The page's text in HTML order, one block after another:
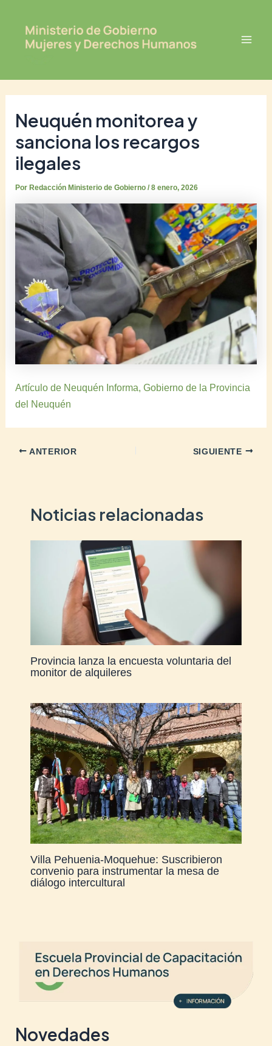
contenido
Neuquén monitorea y
sanciona los recargos
ilegales
Por Redacción Ministerio de Gobierno/8 enero, 2026
Artículo de Neuquén Informa, Gobierno de la Provincia
del Neuquén
navigation
ANTERIOR SIGUIENTE
Noticias relacionadas
Provincia lanza la encuesta voluntaria del
monitor de alquileres
Villa Pehuenia-Moquehue: Suscribieron
convenio para instrumentar la mesa de
diálogo intercultural
Novedades